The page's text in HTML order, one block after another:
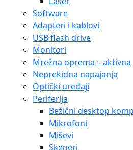
Software
Adapteri i kablovi
USB flash drive
Monitori
Mrežna oprema – aktivna
Neprekidna napajanja
Optički uređaji
Periferija
Bežični desktop
Mikrofoni
Miševi
Skeneri